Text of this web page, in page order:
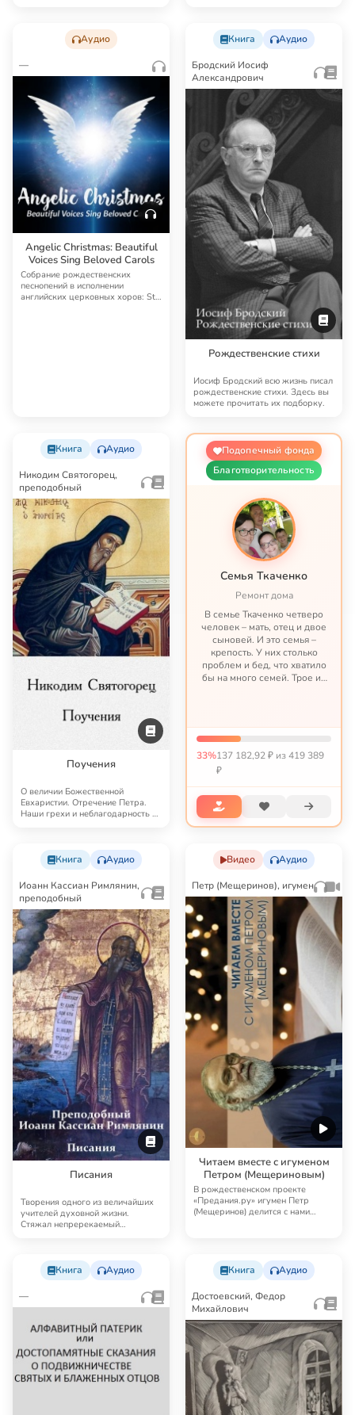
Аудио
—
Angelic Christmas: Beautiful
Voices Sing Beloved Carols
Собрание рождественских
песнопений в исполнении
английских церковных хоров: St.
Книга Аудио
Бродский Иосиф
Александрович
Рождественские стихи
Иосиф Бродский всю жизнь писал
рождественские стихи. Здесь вы
можете прочитать их подборку.
Книга Аудио
Никодим Святогорец,
преподобный
Поучения
О величии Божественной
Евхаристии. Отречение Петра.
Наши грехи и неблагодарность к
Подопечный фонда
Благотворительность
Семья Ткаченко
Ремонт дома
В семье Ткаченко четверо
человек – мать, отец и двое
сыновей. И это семья –
крепость. У них столько
проблем и бед, что хватило
бы на много семей. Трое из
отца тяжелый диабет, у...
33%137 182,92 ₽ из 419 389
₽
Книга Аудио
Иоанн Кассиан Римлянин,
преподобный
Писания
Творения одного из величайших
учителей духовной жизни.
Стяжал непререкаемый
Видео Аудио
Петр (Мещеринов), игумен
Читаем вместе с игуменом
Петром (Мещериновым)
В рождественском проекте
«Предания.ру» игумен Петр
(Мещеринов) делится с нами
Книга Аудио
—
Книга Аудио
Достоевский, Федор
Михайлович